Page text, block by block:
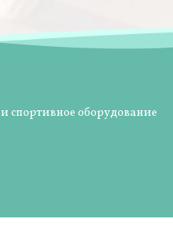
спортивное оборудование